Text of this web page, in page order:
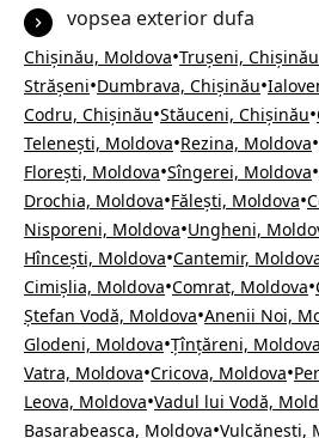
vopsea exterior dufa
Chișinău, Moldova•Trușeni, Chișinău
Strășeni•Dumbrava, Chișinău•
Codru, Chișinău•Stăuceni, Chișinău•
Telenești, Moldova•Rezina, Moldova•
Florești, Moldova•Sîngerei, Moldova•
Drochia, Moldova•Fălești, Moldova•
Nisporeni, Moldova•Ungheni,
Hîncești, Moldova•Cantemir,
Cimișlia, Moldova•Comrat, Moldova•
Ștefan Vodă, Moldova•Anenii Noi,
Glodeni, Moldova•Țînțăreni, Moldova
Vatra, Moldova•Cricova, Moldova•
Leova, Moldova•Vadul lui Vodă,
Basarabeasca, Moldova•Vulcănești,